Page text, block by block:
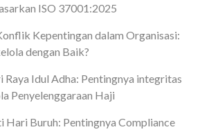
ISO 37001:2025
Kepentingan dalam Organisasi:
dengan Baik?
Raya Idul Adha: Pentingnya integritas
Penyelenggaraan Haji
Hari Buruh: Pentingnya Compliance